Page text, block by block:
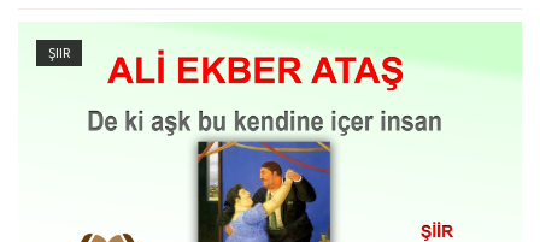
ŞIIR